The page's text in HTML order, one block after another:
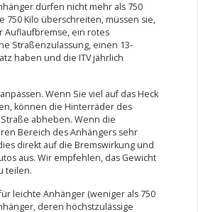
dürfen nicht mehr als 750
750 Kilo überschreiten, müssen sie,
Auflaufbremse, ein rotes
Straßenzulassung, einen 13-
haben und die ITV jährlich
Wenn Sie viel auf das Heck
können die Hinterräder des
abheben. Wenn die
Bereich des Anhängers sehr
direkt auf die Bremswirkung und
aus. Wir empfehlen, das Gewicht
teilen.
leichte Anhänger (weniger als 750
deren höchstzulässige